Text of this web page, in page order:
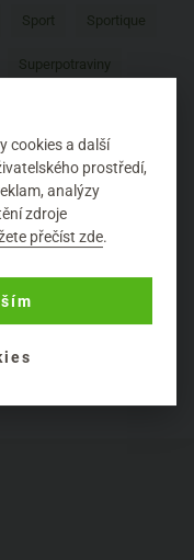
Sport Sportique
Superpotraviny
čínská medicína
Weleda
Zdraví ženy
cookies a další
prostředí,
analýzy
zdroje
přečíst zde.